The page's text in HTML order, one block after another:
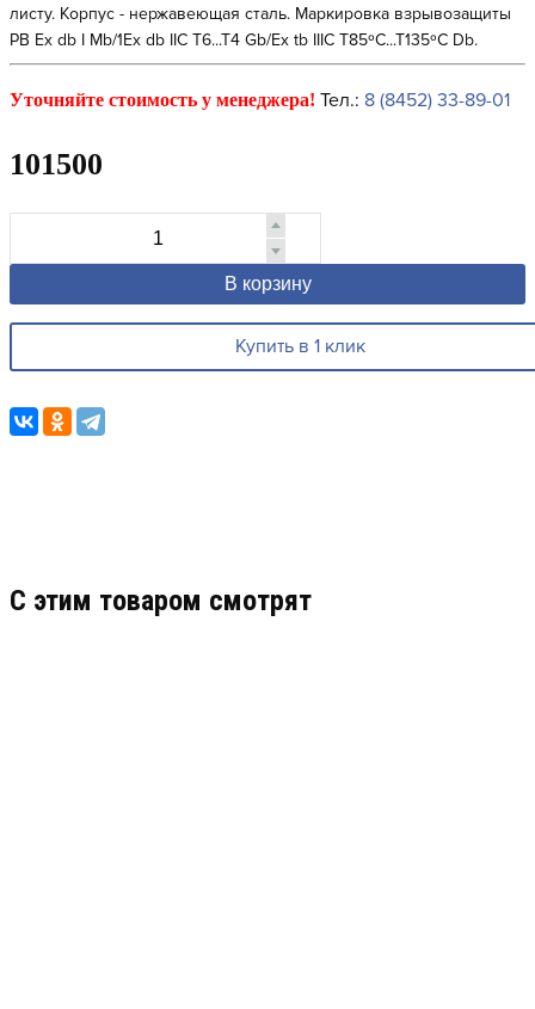
листу. Корпус - нержавеющая сталь. Маркировка взрывозащиты
РВ Ex db I Mb/1Ex db IIC T6...T4 Gb/Ex tb IIIC T85ºC...T135ºC Db.
Уточняйте стоимость у менеджера! Тел.: 8 (8452) 33-89-01
101500
В корзину
Купить в 1 клик
C этим товаром смотрят